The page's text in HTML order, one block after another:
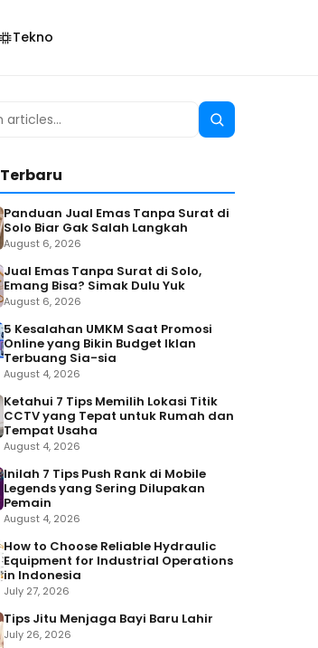
Tekno
Search
Panduan Jual Emas Tanpa Surat di
Solo Biar Gak Salah Langkah
August 6, 2026
Jual Emas Tanpa Surat di Solo,
Emang Bisa? Simak Dulu Yuk
August 6, 2026
5 Kesalahan UMKM Saat Promosi
Online yang Bikin Budget Iklan
Terbuang Sia-sia
August 4, 2026
Ketahui 7 Tips Memilih Lokasi Titik
CCTV yang Tepat untuk Rumah dan
Tempat Usaha
August 4, 2026
Inilah 7 Tips Push Rank di Mobile
Legends yang Sering Dilupakan
Pemain
August 4, 2026
How to Choose Reliable Hydraulic
Equipment for Industrial Operations
in Indonesia
July 27, 2026
Tips Jitu Menjaga Bayi Baru Lahir
July 26, 2026